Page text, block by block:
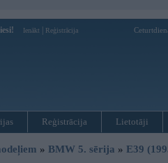
Ienākt Reģistrācija
Reģistrācija Lietotāji
» BMW 5. sērija » E39